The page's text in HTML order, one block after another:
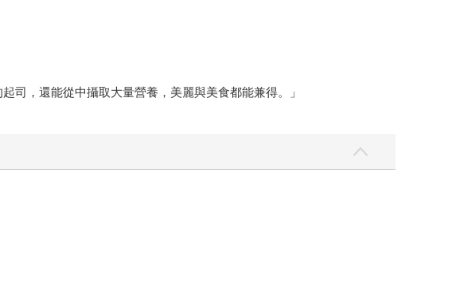
司，還能從中攝取大量營養，美麗與美食都能兼得。」